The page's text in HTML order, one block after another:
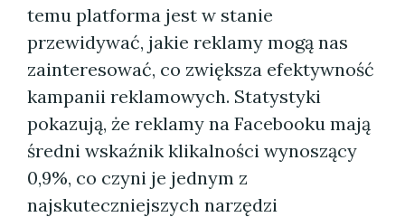
temu platforma jest w stanie
przewidywać, jakie reklamy mogą nas
zainteresować, co zwiększa efektywność
kampanii reklamowych. Statystyki
pokazują, że reklamy na Facebooku mają
średni wskaźnik klikalności wynoszący
0,9%, co czyni je jednym z
najskuteczniejszych narzędzi